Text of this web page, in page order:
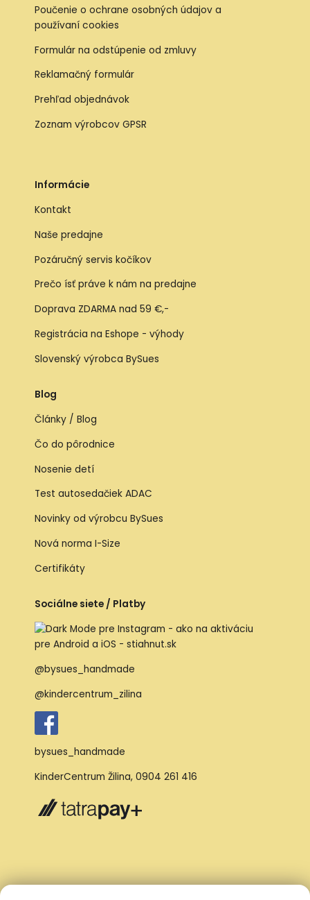
Poučenie o ochrane osobných údajov a
používaní cookies
Formulár na odstúpenie od zmluvy
Reklamačný formulár
Prehľad objednávok
Zoznam výrobcov GPSR
Informácie
Kontakt
Naše predajne
Pozáručný servis kočíkov
Prečo ísť práve k nám na predajne
Doprava ZDARMA nad 59 €,-
Registrácia na Eshope - výhody
Slovenský výrobca BySues
Blog
Články / Blog
Čo do pôrodnice
Nosenie detí
Test autosedačiek ADAC
Novinky od výrobcu BySues
Nová norma I-Size
Certifikáty
Sociálne siete / Platby
@bysues_handmade
@kindercentrum_zilina
bysues_handmade
KinderCentrum Žilina, 0904 261 416